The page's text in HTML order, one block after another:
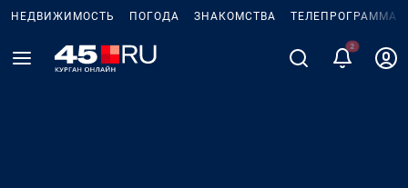
НЕДВИЖИМОСТЬ ПОГОДА ЗНАКОМСТВА ТЕЛЕПРОГРАММА